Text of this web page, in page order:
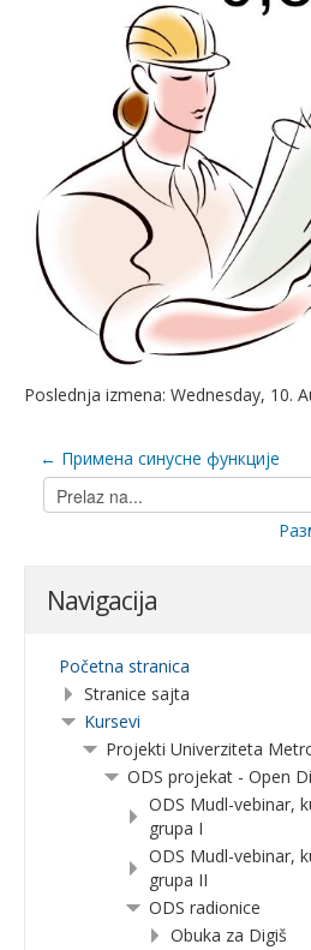
Poslednja izmena: Wednesday, 10.
← Примена синусне функције
Prelaz
na...
Navigacija
Početna stranica
Stranice sajta
Kursevi
Projekti Univerziteta
ODS projekat - Open
ODS Mudl-vebinar,
grupa I
ODS Mudl-vebinar,
grupa II
ODS radionice
Obuka za Digiš